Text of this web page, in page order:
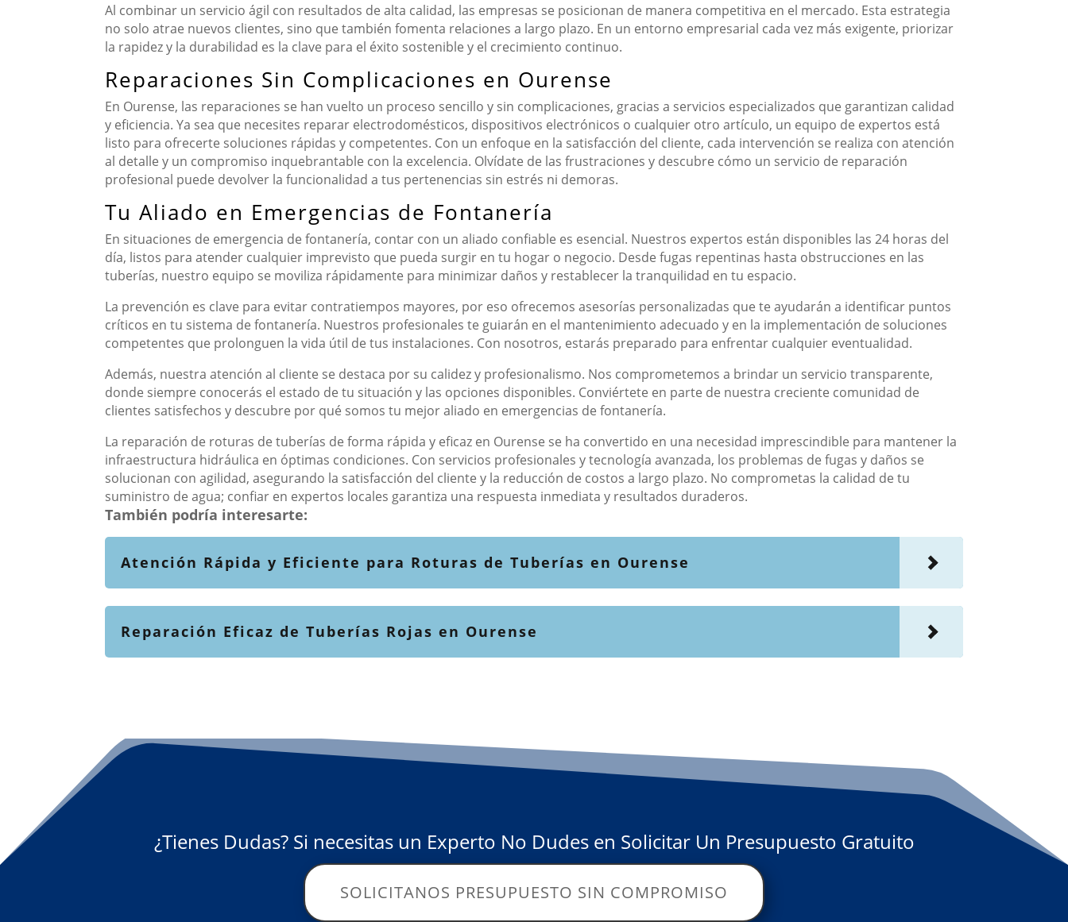
Al combinar un servicio ágil con resultados de alta calidad, las empresas se posicionan de manera competitiva en el mercado. Esta estrategia
no solo atrae nuevos clientes, sino que también fomenta relaciones a largo plazo. En un entorno empresarial cada vez más exigente, priorizar
la rapidez y la durabilidad es la clave para el éxito sostenible y el crecimiento continuo.
Reparaciones Sin Complicaciones en Ourense
En Ourense, las reparaciones se han vuelto un proceso sencillo y sin complicaciones, gracias a servicios especializados que garantizan calidad
y eficiencia. Ya sea que necesites reparar electrodomésticos, dispositivos electrónicos o cualquier otro artículo, un equipo de expertos está
listo para ofrecerte soluciones rápidas y competentes. Con un enfoque en la satisfacción del cliente, cada intervención se realiza con atención
al detalle y un compromiso inquebrantable con la excelencia. Olvídate de las frustraciones y descubre cómo un servicio de reparación
profesional puede devolver la funcionalidad a tus pertenencias sin estrés ni demoras.
Tu Aliado en Emergencias de Fontanería
En situaciones de emergencia de fontanería, contar con un aliado confiable es esencial. Nuestros expertos están disponibles las 24 horas del
día, listos para atender cualquier imprevisto que pueda surgir en tu hogar o negocio. Desde fugas repentinas hasta obstrucciones en las
tuberías, nuestro equipo se moviliza rápidamente para minimizar daños y restablecer la tranquilidad en tu espacio.
La prevención es clave para evitar contratiempos mayores, por eso ofrecemos asesorías personalizadas que te ayudarán a identificar puntos
críticos en tu sistema de fontanería. Nuestros profesionales te guiarán en el mantenimiento adecuado y en la implementación de soluciones
competentes que prolonguen la vida útil de tus instalaciones. Con nosotros, estarás preparado para enfrentar cualquier eventualidad.
Además, nuestra atención al cliente se destaca por su calidez y profesionalismo. Nos comprometemos a brindar un servicio transparente,
donde siempre conocerás el estado de tu situación y las opciones disponibles. Conviértete en parte de nuestra creciente comunidad de
clientes satisfechos y descubre por qué somos tu mejor aliado en emergencias de fontanería.
La reparación de roturas de tuberías de forma rápida y eficaz en Ourense se ha convertido en una necesidad imprescindible para mantener la
infraestructura hidráulica en óptimas condiciones. Con servicios profesionales y tecnología avanzada, los problemas de fugas y daños se
solucionan con agilidad, asegurando la satisfacción del cliente y la reducción de costos a largo plazo. No comprometas la calidad de tu
suministro de agua; confiar en expertos locales garantiza una respuesta inmediata y resultados duraderos.
También podría interesarte:
Atención Rápida y Eficiente para Roturas de Tuberías en Ourense
Reparación Eficaz de Tuberías Rojas en Ourense
¿Tienes Dudas? Si necesitas un Experto No Dudes en Solicitar Un Presupuesto Gratuito
SOLICITANOS PRESUPUESTO SIN COMPROMISO